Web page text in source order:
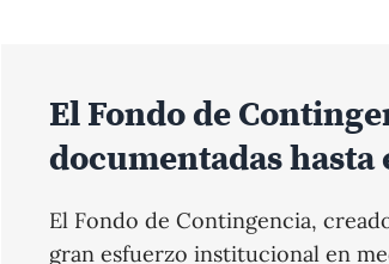
El Fondo de
documentadas hasta
El Fondo de Contingencia,
gran esfuerzo institucional en